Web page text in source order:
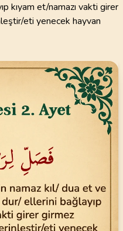
kıyam et/namazı vakti girer
eti yenecek hayvan